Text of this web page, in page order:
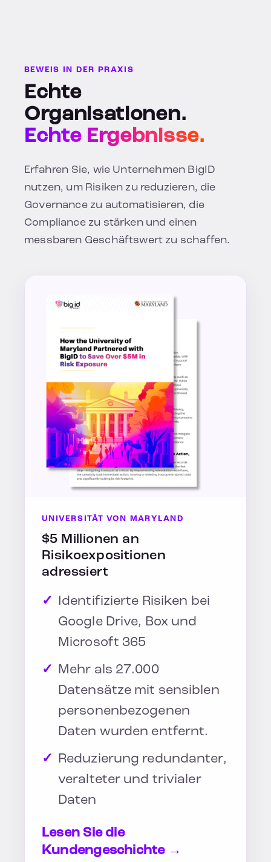
BEWEIS IN DER PRAXIS
Echte
Organisationen.
Echte Ergebnisse.
Erfahren Sie, wie Unternehmen BigID
nutzen, um Risiken zu reduzieren, die
Governance zu automatisieren, die
Compliance zu stärken und einen
messbaren Geschäftswert zu schaffen.
UNIVERSITÄT VON MARYLAND
$5 Millionen an
Risikoexpositionen
adressiert
Identifizierte Risiken bei
Google Drive, Box und
Microsoft 365
Mehr als 27.000
Datensätze mit sensiblen
personenbezogenen
Daten wurden entfernt.
Reduzierung redundanter,
veralteter und trivialer
Daten
Lesen Sie die
Kundengeschichte →